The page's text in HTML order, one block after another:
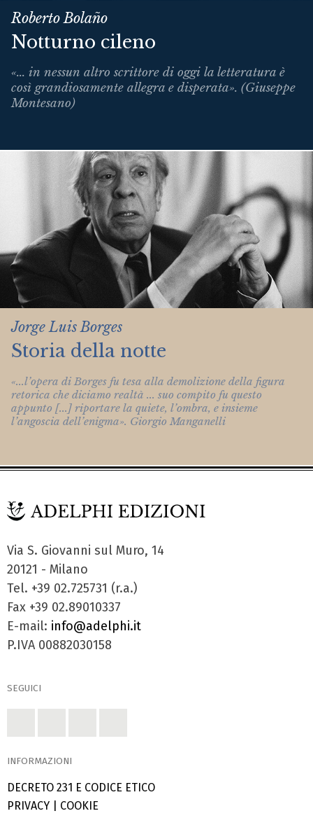
Roberto Bolaño
Notturno cileno
«... in nessun altro scrittore di oggi la letteratura è
così grandiosamente allegra e disperata». (Giuseppe
Montesano)
Jorge Luis Borges
Storia della notte
«...l’opera di Borges fu tesa alla demolizione della figura
retorica che diciamo realtà ... suo compito fu questo
appunto [...] riportare la quiete, l’ombra, e insieme
l’angoscia dell’enigma». Giorgio Manganelli
Via S. Giovanni sul Muro, 14
20121 - Milano
Tel. +39 02.725731 (r.a.)
Fax +39 02.89010337
E-mail: info@adelphi.it
P.IVA 00882030158
SEGUICI
INFORMAZIONI
DECRETO 231 E CODICE ETICO
PRIVACY
COOKIE